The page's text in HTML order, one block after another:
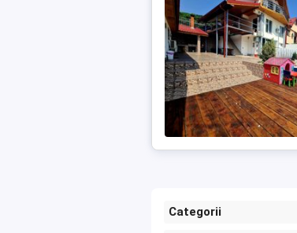
Categorii